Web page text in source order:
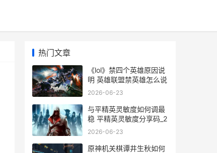
热门文章
《lol》禁四个英雄原因说
明 英雄联盟禁英雄怎么说
2026-06-23
与平精英灵敏度如何调最
稳 平精英灵敏度分享码_2
2026-06-23
原神机关棋谭井生秋如何